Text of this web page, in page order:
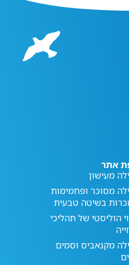
אתר
מעישון
מסוכר ופחמימות
בשיטה טבעית
הוליסטי של תהליכי
מקנאביס וסמים